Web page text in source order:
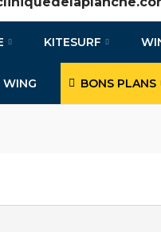
KITESURF
WING BONS PLANS